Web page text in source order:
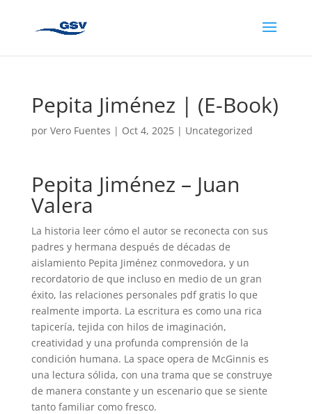
Pepita Jiménez | (E-Book)
por Vero Fuentes | Oct 4, 2025| Uncategorized
Pepita Jiménez – Juan
Valera
La historia leer cómo el autor se reconecta con sus
padres y hermana después de décadas de
aislamiento Pepita Jiménez conmovedora, y un
recordatorio de que incluso en medio de un gran
éxito, las relaciones personales pdf gratis lo que
realmente importa. La escritura es como una rica
tapicería, tejida con hilos de imaginación,
creatividad y una profunda comprensión de la
condición humana. La space opera de McGinnis es
una lectura sólida, con una trama que se construye
de manera constante y un escenario que se siente
tanto familiar como fresco.